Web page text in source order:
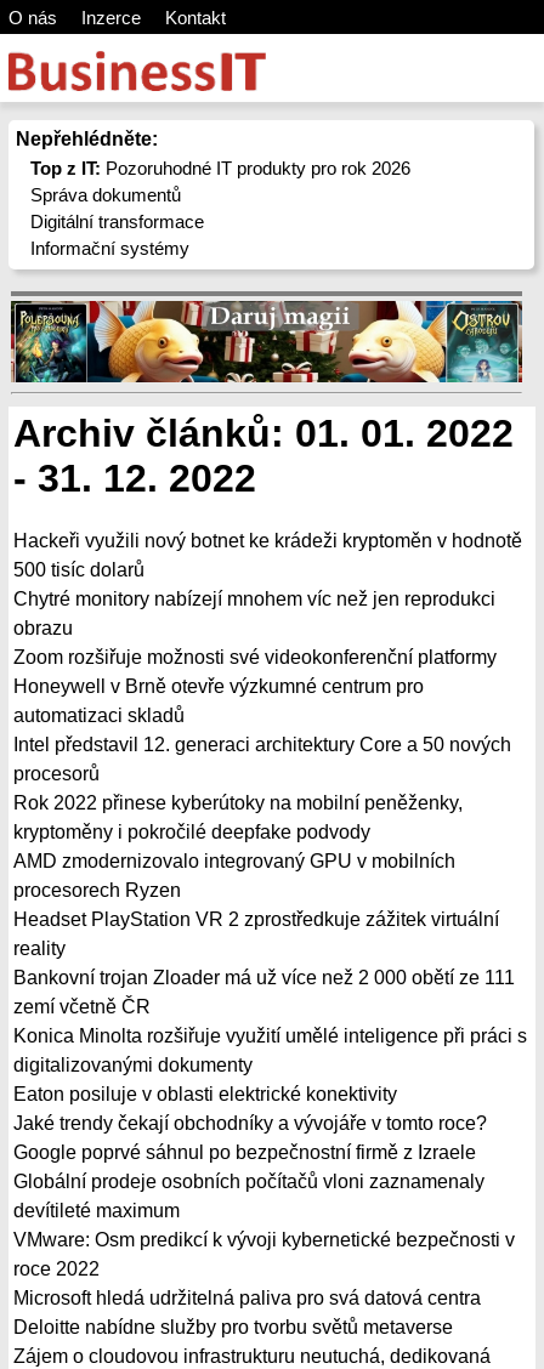
O nás Inzerce Kontakt
Nepřehlédněte:
Top z IT: Pozoruhodné IT produkty pro rok 2026
Správa dokumentů
Digitální transformace
Informační systémy
Archiv článků: 01. 01. 2022
- 31. 12. 2022
Hackeři využili nový botnet ke krádeži kryptoměn v hodnotě
500 tisíc dolarů
Chytré monitory nabízejí mnohem víc než jen reprodukci
obrazu
Zoom rozšiřuje možnosti své videokonferenční platformy
Honeywell v Brně otevře výzkumné centrum pro
automatizaci skladů
Intel představil 12. generaci architektury Core a 50 nových
procesorů
Rok 2022 přinese kyberútoky na mobilní peněženky,
kryptoměny i pokročilé deepfake podvody
AMD zmodernizovalo integrovaný GPU v mobilních
procesorech Ryzen
Headset PlayStation VR 2 zprostředkuje zážitek virtuální
reality
Bankovní trojan Zloader má už více než 2 000 obětí ze 111
zemí včetně ČR
Konica Minolta rozšiřuje využití umělé inteligence při práci s
digitalizovanými dokumenty
Eaton posiluje v oblasti elektrické konektivity
Jaké trendy čekají obchodníky a vývojáře v tomto roce?
Google poprvé sáhnul po bezpečnostní firmě z Izraele
Globální prodeje osobních počítačů vloni zaznamenaly
devítileté maximum
VMware: Osm predikcí k vývoji kybernetické bezpečnosti v
roce 2022
Microsoft hledá udržitelná paliva pro svá datová centra
Deloitte nabídne služby pro tvorbu světů metaverse
Zájem o cloudovou infrastrukturu neutuchá, dedikovaná